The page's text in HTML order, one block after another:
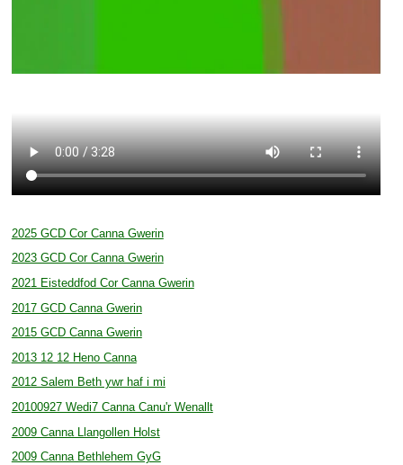
2025 GCD Cor Canna Gwerin
2023 GCD Cor Canna Gwerin
2021 Eisteddfod Cor Canna Gwerin
2017 GCD Canna Gwerin
2015 GCD Canna Gwerin
2013 12 12 Heno Canna
2012 Salem Beth ywr haf i mi
20100927 Wedi7 Canna Canu'r Wenallt
2009 Canna Llangollen Holst
2009 Canna Bethlehem GyG